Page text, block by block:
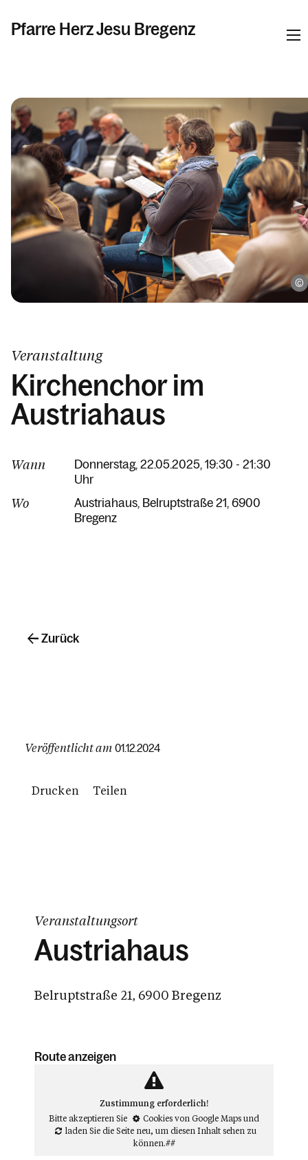
Pfarre Herz Jesu Bregenz
Kalender
Personen
Veranstaltung
Kirchenchor im
Austriahaus
Wann
Donnerstag, 22.05.2025, 19:30 - 21:30
Uhr
Wo Austriahaus Belruptstraße 21 6900
Bregenz
Veröffentlicht am 01.12.2024
Drucken Teilen
Zurück
Veranstaltungsort
Austriahaus
Belruptstraße 21, 6900 Bregenz
Route anzeigen
Zustimmung erforderlich!
Bitte akzeptieren Sie
Cookies von Google Mapsund
laden Sie die Seite neu, um diesen Inhalt sehen zu
können.##